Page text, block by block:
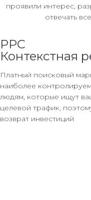
проявили интерес,
отвечать
PPC
Контекстная
Платный поисковый
наиболее
людям, которые ищут
целевой трафик,
возврат инвестиций